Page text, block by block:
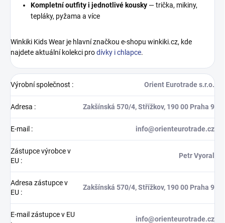
Kompletní outfity i jednotlivé kousky — trička, mikiny,
tepláky, pyžama a více
Winkiki Kids Wear je hlavní značkou e-shopu winkiki.cz, kde
najdete aktuální kolekci prodívky i chlapce.
Výrobní společnost : Orient Eurotrade s.r.o.
Adresa : Zakšínská 570/4, Střížkov, 190 00 Praha 9
E-mail : info@orienteurotrade.cz
Zástupce výrobce v
EU :
Petr Vyoral
Adresa zástupce v
EU :
Zakšínská 570/4, Střížkov, 190 00 Praha 9
E-mail zástupce v EU
info@orienteurotrade.cz